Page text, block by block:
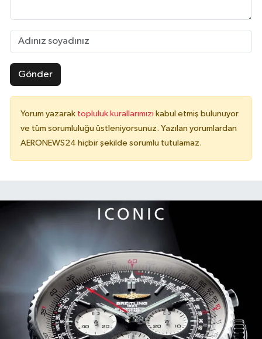
Gönder
Yorum yazarak topluluk kurallarımızı kabul etmiş bulunuyor
ve tüm sorumluluğu üstleniyorsunuz. Yazılan yorumlardan
AERONEWS24 hiçbir şekilde sorumlu tutulamaz.